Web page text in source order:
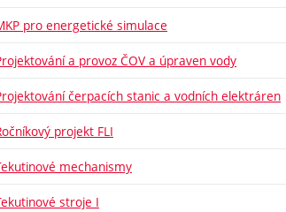
pro energetické simulace
a provoz ČOV a úpraven vody
čerpacích stanic a vodních elektráren
projekt FLI
mechanismy
stroje I